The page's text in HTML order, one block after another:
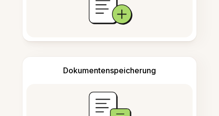
Dokumentenspeicherung